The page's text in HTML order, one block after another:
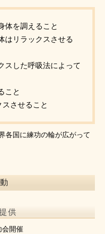
体を調えること
はリラックスさせる
スした呼吸法によって
こと
させること
各国に練功の輪が広がって
供
会開催